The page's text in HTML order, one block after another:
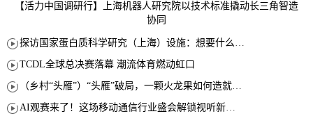
【活力中国调研行】上海机器人研究院以技术标准撬动长三角智造
协同
探访国家蛋白质科学研究（上海）设施：想要什么蛋白 AI直接设计合成
TCDL全球总决赛落幕 潮流体育燃动虹口
（乡村“头雁”）“头雁”破局，一颗火龙果如何造就沪上乡村特色产业化路径
AI观赛来了！这场移动通信行业盛会解锁视听新玩法